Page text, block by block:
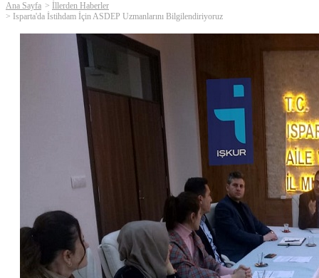
Ana Sayfa
İllerden Haberler
Isparta'da İstihdam İçin ASDEP Uzmanlarını Bilgilendiriyoruz